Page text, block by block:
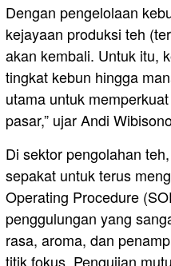
Dengan pengelolaan
kejayaan produksi teh
akan kembali. Untuk itu,
tingkat kebun hingga
utama untuk
pasar,” ujar Andi
Di sektor pengolahan
sepakat untuk terus
Operating Procedure
penggulungan yang
rasa, aroma, dan
titik fokus. Pengujian